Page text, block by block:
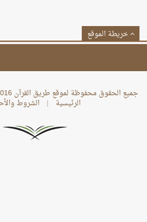
خريطة الموقع
جميع الحقوق محفوظة لموقع طريق القرآن 2016-2026 ©
الرئيسية | الشروط